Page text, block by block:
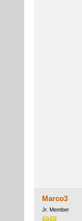
Marco3
Jr. Member